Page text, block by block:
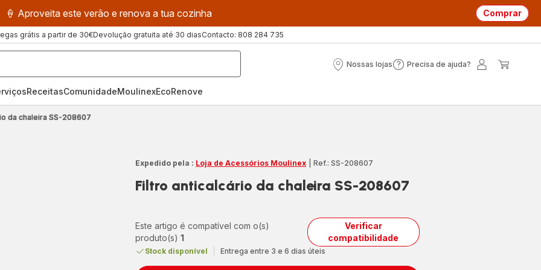
🍦 Aproveita este verão e renova a tua cozinha Comprar
grátis a partir de 30€Devolução gratuita até 30 diasContacto: 808 284 735
Nossas lojas
Nossas
Precisa de ajuda?
Precisa
ReceitasComunidadeMoulinexEcoRenove
da chaleira SS-208607
Expedido pela : Loja de Acessórios Moulinex Ref.: SS-208607
Filtro anticalcário da chaleira SS-208607
Este artigo é compatível com o(s)
produto(s) 1
Verificar
compatibilidade
Stock disponível Entrega entre 3 e 6 dias úteis